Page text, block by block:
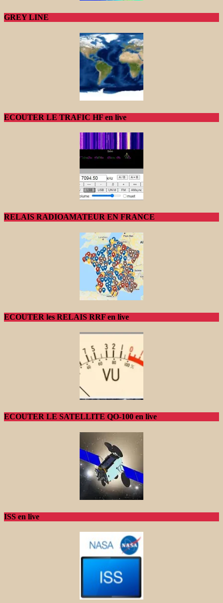
GREY LINE
ECOUTER LE TRAFIC HF en live
RELAIS RADIOAMATEUR EN FRANCE
ECOUTER les RELAIS RRF en live
ECOUTER LE SATELLITE QO-100 en live
ISS en live